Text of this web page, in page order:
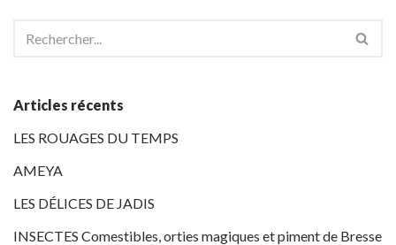
Articles récents
LES ROUAGES DU TEMPS
AMEYA
LES DÉLICES DE JADIS
INSECTES Comestibles, orties magiques et piment de Bresse